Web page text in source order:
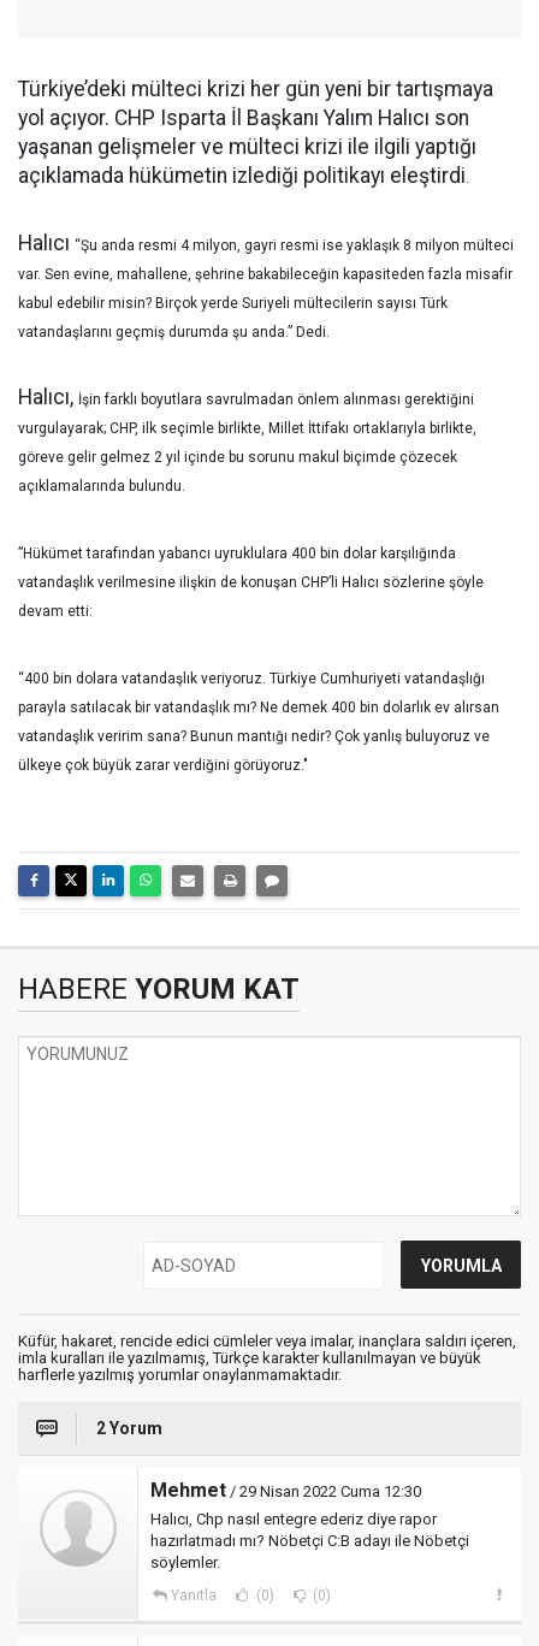
Türkiye’deki mülteci krizi her gün yeni bir tartışmaya
yol açıyor. CHP Isparta İl Başkanı Yalım Halıcı son
yaşanan gelişmeler ve mülteci krizi ile ilgili yaptığı
açıklamada hükümetin izlediği politikayı eleştirdi.
Halıcı “Şu anda resmi 4 milyon, gayri resmi ise yaklaşık 8 milyon mülteci
var. Sen evine, mahallene, şehrine bakabileceğin kapasiteden fazla misafir
kabul edebilir misin? Birçok yerde Suriyeli mültecilerin sayısı Türk
vatandaşlarını geçmiş durumda şu anda.” Dedi.
Halıcı, İşin farklı boyutlara savrulmadan önlem alınması gerektiğini
vurgulayarak; CHP, ilk seçimle birlikte, Millet İttifakı ortaklarıyla birlikte,
göreve gelir gelmez 2 yıl içinde bu sorunu makul biçimde çözecek
açıklamalarında bulundu.
”Hükümet tarafından yabancı uyruklulara 400 bin dolar karşılığında
vatandaşlık verilmesine ilişkin de konuşan CHP’li Halıcı sözlerine şöyle
devam etti:
“400 bin dolara vatandaşlık veriyoruz. Türkiye Cumhuriyeti vatandaşlığı
parayla satılacak bir vatandaşlık mı? Ne demek 400 bin dolarlık ev alırsan
vatandaşlık veririm sana? Bunun mantığı nedir? Çok yanlış buluyoruz ve
ülkeye çok büyük zarar verdiğini görüyoruz."
HABERE YORUM KAT
Küfür, hakaret, rencide edici cümleler veya imalar, inançlara saldırı içeren,
imla kuralları ile yazılmamış, Türkçe karakter kullanılmayan ve büyük
harflerle yazılmış yorumlar onaylanmamaktadır.
2 Yorum
Mehmet / 29 Nisan 2022 Cuma 12:30
Halıcı, Chp nasıl entegre ederiz diye rapor
hazırlatmadı mı? Nöbetçi C:B adayı ile Nöbetçi
söylemler.
Yanıtla (0) (0)